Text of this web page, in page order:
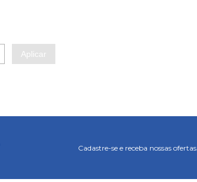
Aplicar
Cadastre-se e receba nossas ofertas.